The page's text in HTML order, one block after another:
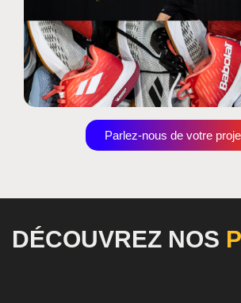
Parlez-nous de votre
DÉCOUVREZ NOS